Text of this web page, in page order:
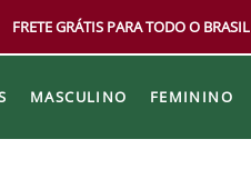
FRETE GRÁTIS PARA TODO O
MASCULINO FEMININO